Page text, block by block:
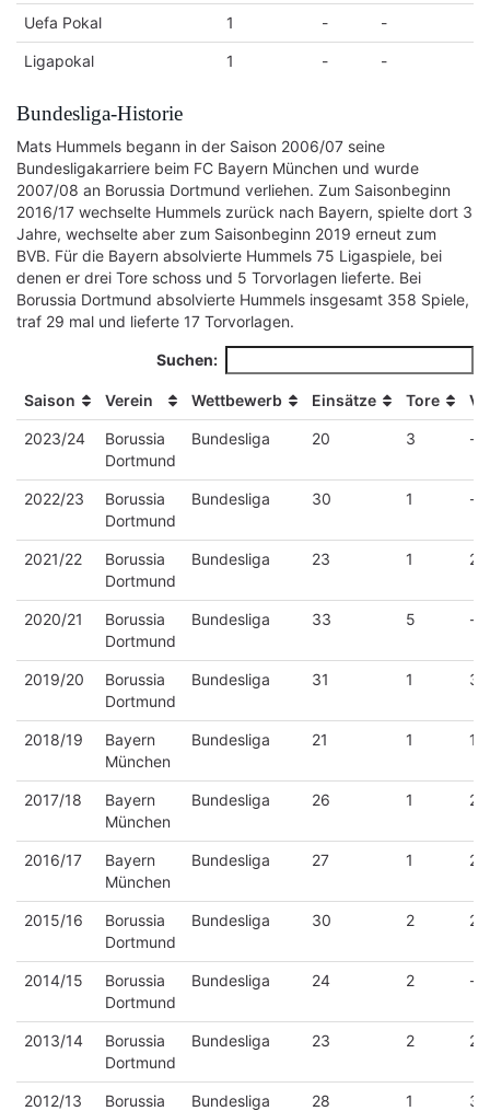
Uefa Pokal 1 - -
Ligapokal 1 - -
Bundesliga-Historie
Mats Hummels begann in der Saison 2006/07 seine
Bundesligakarriere beim FC Bayern München und wurde
2007/08 an Borussia Dortmund verliehen. Zum Saisonbeginn
2016/17 wechselte Hummels zurück nach Bayern, spielte dort 3
Jahre, wechselte aber zum Saisonbeginn 2019 erneut zum
BVB. Für die Bayern absolvierte Hummels 75 Ligaspiele, bei
denen er drei Tore schoss und 5 Torvorlagen lieferte. Bei
Borussia Dortmund absolvierte Hummels insgesamt 358 Spiele,
traf 29 mal und lieferte 17 Torvorlagen.
Suchen:
Saison Verein Wettbewerb Einsätze Tore
Saison
Verein Wettbewerb Einsätze Tore
2023/24
Borussia
Dortmund
Bundesliga 20 3 -
2022/23
Borussia
Dortmund
Bundesliga 30 1 -
2021/22
Borussia
Dortmund
Bundesliga 23 1 2
2020/21
Borussia
Dortmund
Bundesliga 33 5 -
2019/20
Borussia
Dortmund
Bundesliga 31 1 3
2018/19
Bayern
München
Bundesliga 21 1 1
2017/18
Bayern
München
Bundesliga 26 1 2
2016/17
Bayern
München
Bundesliga 27 1 2
2015/16
Borussia
Dortmund
Bundesliga 30 2 2
2014/15
Borussia
Dortmund
Bundesliga 24 2 -
2013/14
Borussia
Dortmund
Bundesliga 23 2 2
2012/13
Borussia
Bundesliga 28 1 3